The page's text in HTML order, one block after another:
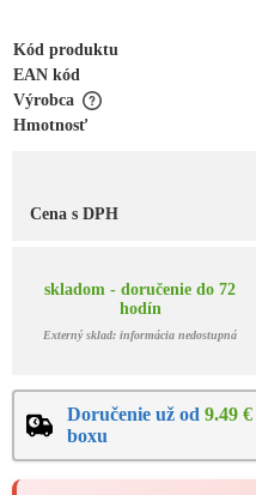
Kód produktu
EAN kód
Výrobca
Hmotnosť
Cena s DPH
skladom - doručenie do 72
hodín
Externý sklad: informácia nedostupná
Doručenie už od 9.49 €
boxu